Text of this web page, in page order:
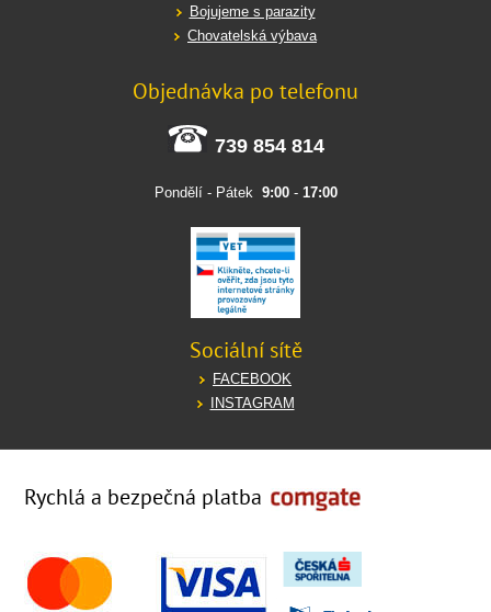
Bojujeme s parazity
Chovatelská výbava
Objednávka po telefonu
739 854 814
Pondělí - Pátek 9:00- 17:00
Sociální sítě
FACEBOOK
INSTAGRAM
Rychlá a bezpečná platba